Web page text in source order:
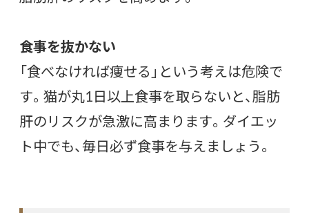
食事を抜かない
「食べなければ痩せる」という考えは危険で
す。猫が丸1日以上食事を取らないと、脂肪
肝のリスクが急激に高まります。ダイエッ
ト中でも、毎日必ず食事を与えましょう。